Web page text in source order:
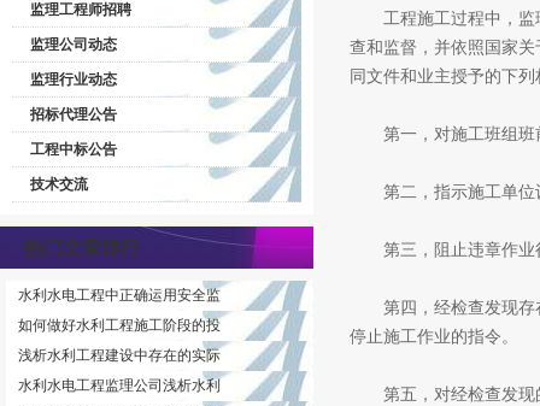
监理工程师招聘
监理公司动态
监理行业动态
招标代理公告
工程中标公告
技术交流
热门文章排行
水利水电工程中正确运用安全监
如何做好水利工程施工阶段的投
浅析水利工程建设中存在的实际
水利水电工程监理公司浅析水利
工程施工过程中，监理
查和监督，并依照国家
同文件和业主授予的下列
第一，对施工班组班
第二，指示施工单位设
第三，阻止违章作业
第四，经检查发现存在
停止施工作业的指令。
第五，对经检查发现的